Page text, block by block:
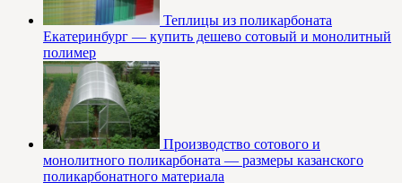
Теплицы из поликарбоната
Екатеринбург — купить дешево сотовый и монолитный
полимер
Производство сотового и
монолитного поликарбоната — размеры казанского
поликарбонатного материала